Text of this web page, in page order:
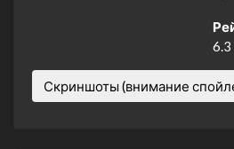
6.3
Скриншоты (внимание